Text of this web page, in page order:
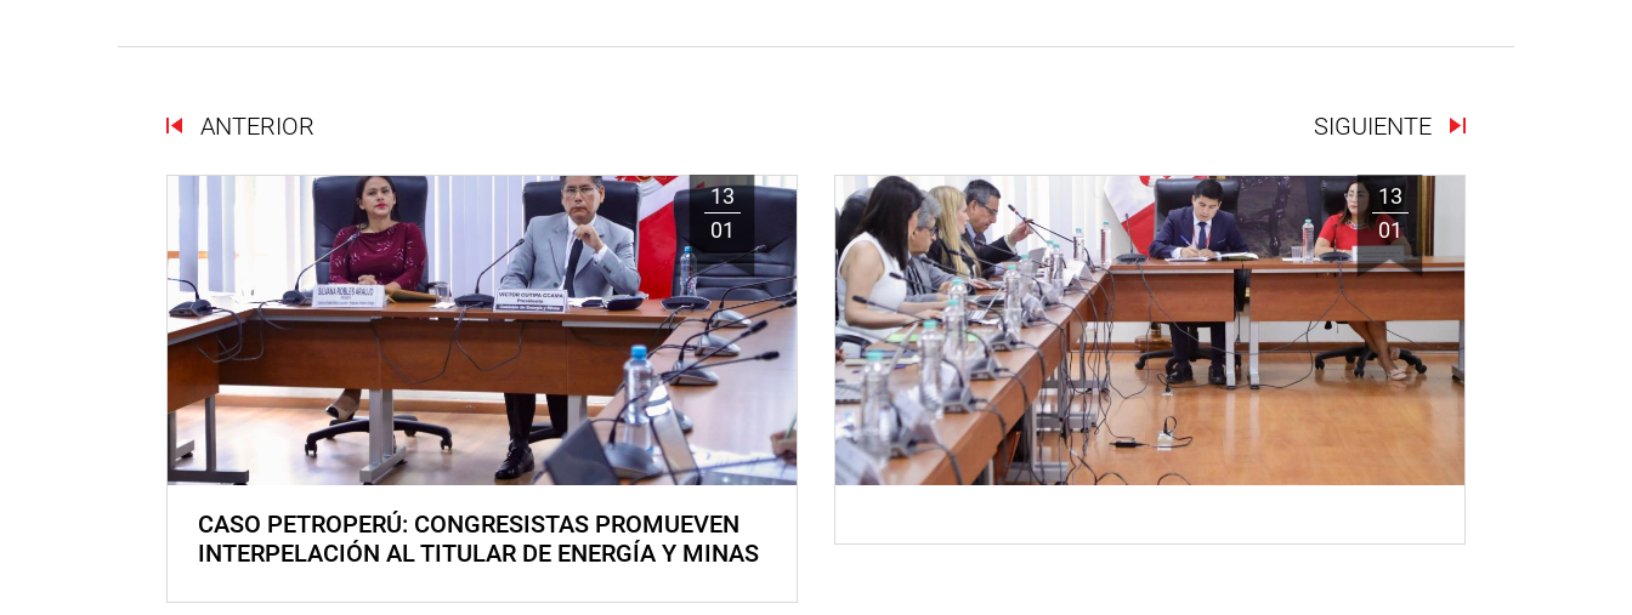
ANTERIOR SIGUIENTE
13
01
CASO PETROPERÚ: CONGRESISTAS PROMUEVEN
INTERPELACIÓN AL TITULAR DE ENERGÍA Y MINAS
13
01